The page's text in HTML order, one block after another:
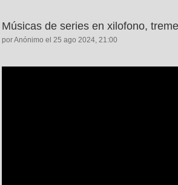
Músicas de series en xilofono,
por Anónimo el 25 ago 2024, 21:00